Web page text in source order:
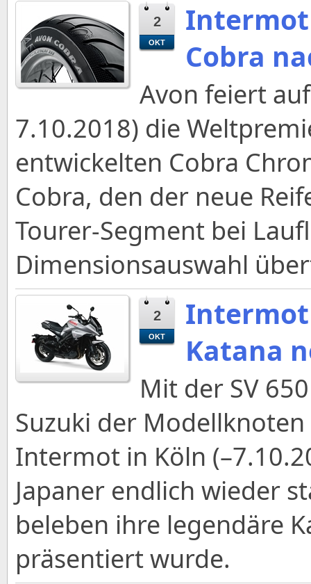
2
OKT
Intermot
Cobra
Avon feiert
7.10.2018) die
entwickelten Cobra
Cobra, den der neue
Tourer-Segment bei
Dimensionsauswahl
2
OKT
Intermot
Katana
Mit der SV
Suzuki der
Intermot in Köln
Japaner endlich wieder
beleben ihre legendäre
präsentiert wurde.